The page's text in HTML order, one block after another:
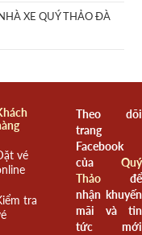
XE QUÝ THẢO ĐÀ
vé
tra
Theo dõi
trang
Facebook
của Quý
Thảođể
nhận khuyến
mãi và tin
tức mới